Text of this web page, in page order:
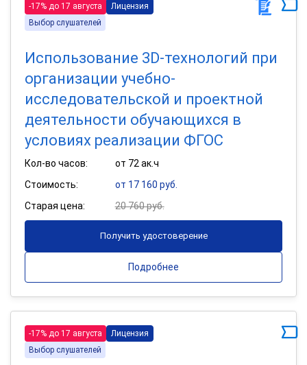
-17% до 17 августа
Лицензия
Выбор слушателей
Использование 3D-технологий при
организации учебно-
исследовательской и проектной
деятельности обучающихся в
условиях реализации ФГОС
Кол-во часов:
от 72 ак.ч
Стоимость:
от 17 160 руб.
Старая цена:
20 760 руб.
Получить удостоверение
Подробнее
-17% до 17 августа
Лицензия
Выбор слушателей